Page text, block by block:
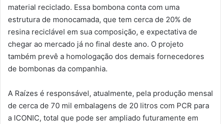
material reciclado. Essa bombona conta com uma
estrutura de monocamada, que tem cerca de 20% de
resina reciclável em sua composição, e expectativa de
chegar ao mercado já no final deste ano. O projeto
também prevê a homologação dos demais fornecedores
de bombonas da companhia.
A Raízes é responsável, atualmente, pela produção mensal
de cerca de 70 mil embalagens de 20 litros com PCR para
a ICONIC, total que pode ser ampliado futuramente em